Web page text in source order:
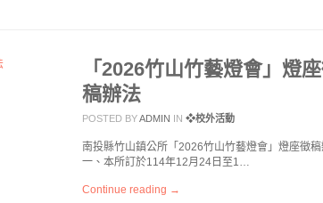
「2026竹山竹藝燈會」燈
稿辦法
POSTED BYADMIN IN ❖校外活動
南投縣竹山鎮公所「2026竹山竹藝燈會」燈座徵
一、本所訂於114年12月24日至1…
Continue reading →